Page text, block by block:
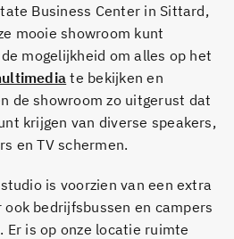
Business Center in Sittard,
mooie showroom kunt
mogelijkheid om alles op het
te bekijken en
de showroom zo uitgerust dat
krijgen van diverse speakers,
en TV schermen.
is voorzien van een extra
ook bedrijfsbussen en campers
Er is op onze locatie ruimte